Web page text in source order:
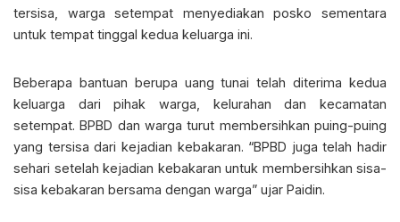
tersisa, warga setempat menyediakan posko sementara
untuk tempat tinggal kedua keluarga ini.
Beberapa bantuan berupa uang tunai telah diterima kedua
keluarga dari pihak warga, kelurahan dan kecamatan
setempat. BPBD dan warga turut membersihkan puing-puing
yang tersisa dari kejadian kebakaran. “BPBD juga telah hadir
sehari setelah kejadian kebakaran untuk membersihkan sisa-
sisa kebakaran bersama dengan warga” ujar Paidin.